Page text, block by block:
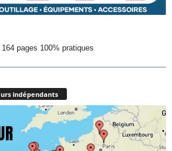
164 pages 100% pratiques
indépendants